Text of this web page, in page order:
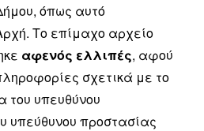
όπως αυτό
Το επίμαχο αρχείο
αφενός ελλιπές, αφού
σχετικά με το
του υπευθύνου
υπεύθυνου προστασίας